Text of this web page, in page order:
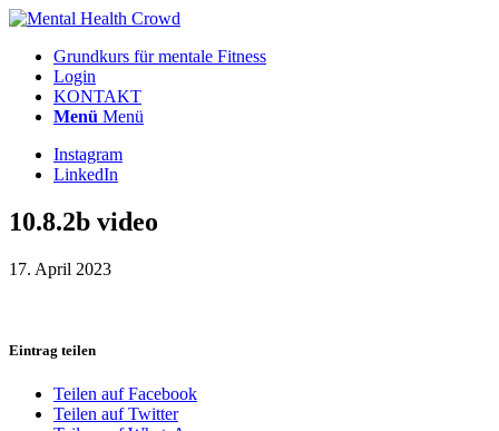
Grundkurs für mentale Fitness
Login
KONTAKT
Menü Menü
Instagram
LinkedIn
10.8.2b video
17. April 2023
Eintrag teilen
Teilen auf Facebook
Teilen auf Twitter